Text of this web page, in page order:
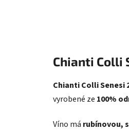
Chianti Colli
Chianti Colli Senesi
vyrobené ze 100%
Víno má rubínovou,